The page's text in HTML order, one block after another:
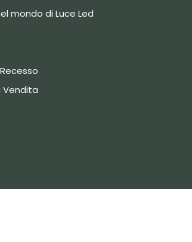
mondo di Luce Led
Vendita